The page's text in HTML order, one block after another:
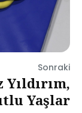
Sonraki
Yaşlar